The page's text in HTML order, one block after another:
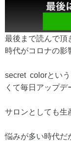
最後まで読んで頂
時代がコロナの影
secret colorとい
くて毎日アップデ
サロンとしても生
悩みが多い時代だ